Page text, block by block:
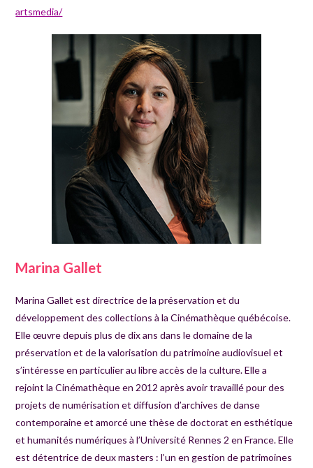
artsmedia/
Marina Gallet
Marina Gallet est directrice de la préservation et du
développement des collections à la Cinémathèque québécoise.
Elle œuvre depuis plus de dix ans dans le domaine de la
préservation et de la valorisation du patrimoine audiovisuel et
s’intéresse en particulier au libre accès de la culture. Elle a
rejoint la Cinémathèque en 2012 après avoir travaillé pour des
projets de numérisation et diffusion d’archives de danse
contemporaine et amorcé une thèse de doctorat en esthétique
et humanités numériques à l’Université Rennes 2 en France. Elle
est détentrice de deux masters : l’un en gestion de patrimoines